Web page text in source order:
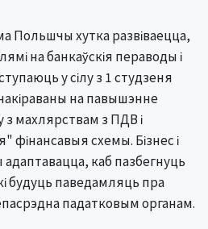
Польшчы хутка развіваецца,
на банкаўскія пераводы і
у сілу з 1 студзеня
на павышэнне
з махлярствам з ПДВ і
фінансавыя схемы. Бізнес і
адаптавацца, каб пазбегнуць
будуць паведамляць пра
падатковым органам.